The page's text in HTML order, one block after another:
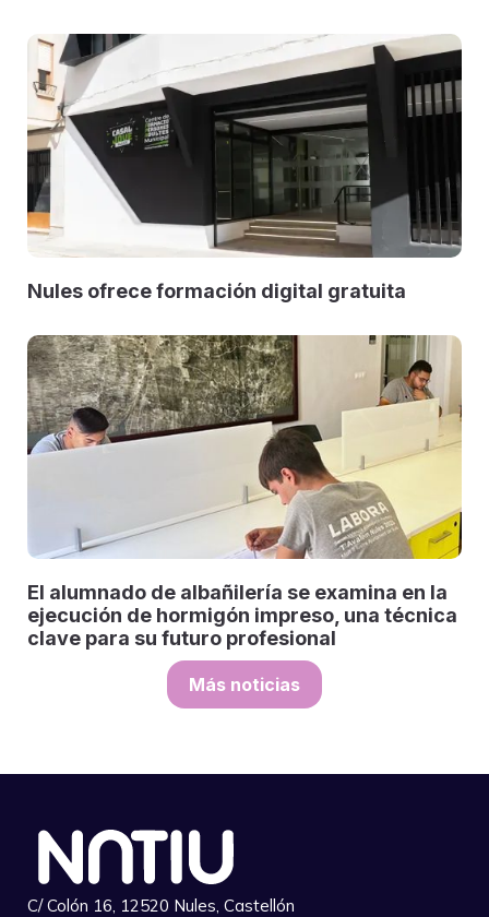
Nules ofrece formación digital gratuita
El alumnado de albañilería se examina en la
ejecución de hormigón impreso, una técnica
clave para su futuro profesional
Más noticias
C/ Colón 16, 12520 Nules, Castellón